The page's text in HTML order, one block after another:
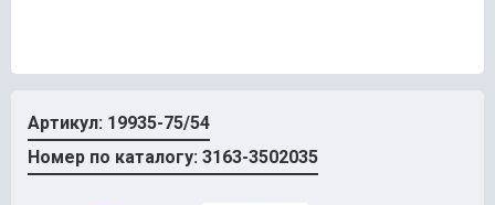
Артикул: 19935-75/54
Номер по каталогу: 3163-3502035